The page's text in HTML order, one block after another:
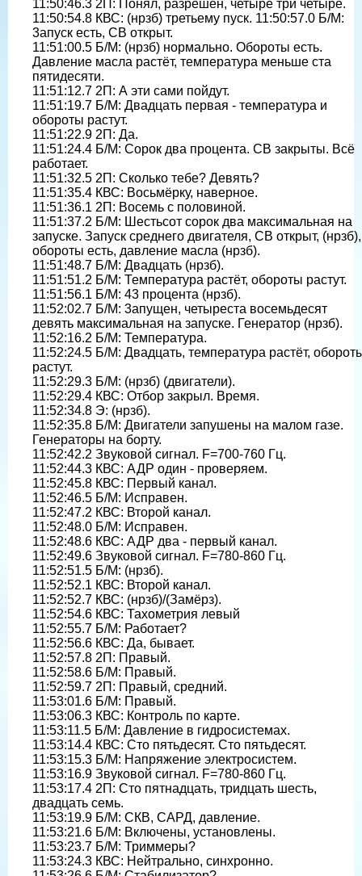
11:50:46.3 2П: Понял, разрешён, четыре три четыре.
11:50:54.8 КВС: (нрзб) третьему пуск. 11:50:57.0 Б/М:
3апуск есть, СВ открыт.
11:51:00.5 Б/М: (нрзб) нормально. Обороты есть.
Давление масла растёт, температура меньше ста
пятидесяти.
11:51:12.7 2П: А эти сами пойдут.
11:51:19.7 Б/М: Двадцать первая - температура и
обороты растут.
11:51:22.9 2П: Да.
11:51:24.4 Б/М: Сорок два процента. СВ закрыты. Всё
работает.
11:51:32.5 2П: Сколько тебе? Девять?
11:51:35.4 КВС: Восьмёрку, наверное.
11:51:36.1 2П: Восемь с половиной.
11:51:37.2 Б/М: Шестьсот сорок два максимальная на
запуске. Запуск среднего двигателя, СВ открыт, (нрзб),
обороты есть, давление масла (нрзб).
11:51:48.7 Б/М: Двадцать (нрзб).
11:51:51.2 Б/М: Температура растёт, обороты растут.
11:51:56.1 Б/М: 43 процента (нрзб).
11:52:02.7 Б/М: 3апущен, четыреста восемьдесят
девять максимальная на запуске. Генератор (нрзб).
11:52:16.2 Б/М: Температура.
11:52:24.5 Б/М: Двадцать, температура растёт,
растут.
11:52:29.3 Б/М: (нрзб) (двигатели).
11:52:29.4 КВС: Отбор закрыл. Время.
11:52:34.8 Э: (нрзб).
11:52:35.8 Б/М: Двигатели запушены на малом газе.
Генераторы на борту.
11:52:42.2 Звуковой сигнал. F=700-760 Гц.
11:52:44.3 КВС: АДР один - проверяем.
11:52:45.8 КВС: Первый канал.
11:52:46.5 Б/М: Исправен.
11:52:47.2 КВС: Второй канал.
11:52:48.0 Б/М: Исправен.
11:52:48.6 КВС: АДР два - первый канал.
11:52:49.6 Звуковой сигнал. F=780-860 Гц.
11:52:51.5 Б/М: (нрзб).
11:52:52.1 КВС: Второй канал.
11:52:52.7 КВС: (нрзб)/(Замёрз).
11:52:54.6 КВС: Тахометрия левый
11:52:55.7 Б/М: Работает?
11:52:56.6 КВС: Да, бывает.
11:52:57.8 2П: Правый.
11:52:58.6 Б/М: Правый.
11:52:59.7 2П: Правый, средний.
11:53:01.6 Б/М: Правый.
11:53:06.3 КВС: Контроль по карте.
11:53:11.5 Б/М: Давление в гидросистемах.
11:53:14.4 КВС: Сто пятьдесят. Сто пятьдесят.
11:53:15.3 Б/М: Напряжение электросистем.
11:53:16.9 Звуковой сигнал. F=780-860 Гц.
11:53:17.4 2П: Сто пятнадцать, тридцать шесть,
двадцать семь.
11:53:19.9 Б/М: СКВ, САРД, давление.
11:53:21.6 Б/М: Включены, установлены.
11:53:23.7 Б/М: Триммеры?
11:53:24.3 КВС: Нейтрально, синхронно.